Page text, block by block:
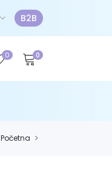
B2B
0 0
Početna